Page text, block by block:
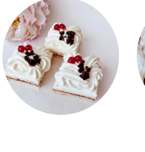
Sisaldab:
Liivataigen, moos,
biskviit,
vahukoor.
Gluteen,
laktoos, muna